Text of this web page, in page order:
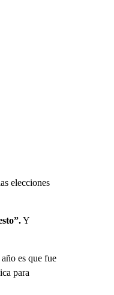
elecciones
Y
es que fue
para